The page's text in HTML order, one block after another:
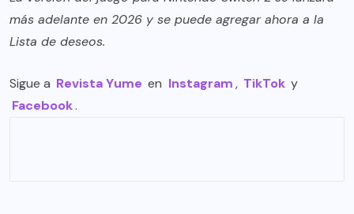
más adelante en 2026 y se puede agregar ahora a la
Lista de deseos.
Sigue a Revista Yume en Instagram, TikTok y
Facebook.